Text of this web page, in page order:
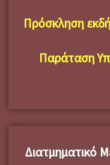
Πρόσκληση
Παράταση
Διατμηματικό